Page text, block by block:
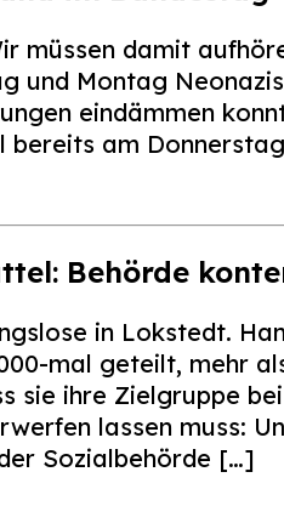
müssen damit
und Montag
eindämmen
bereits am
Behörde
in Lokstedt.
mal geteilt, mehr
sie ihre Zielgruppe
lassen muss:
Sozialbehörde […]